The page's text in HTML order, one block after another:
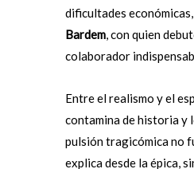
dificultades
Bardem, con quien
colaborador
Entre el realismo y el
contamina de historia y
pulsión tragicómica no
explica desde la épica,